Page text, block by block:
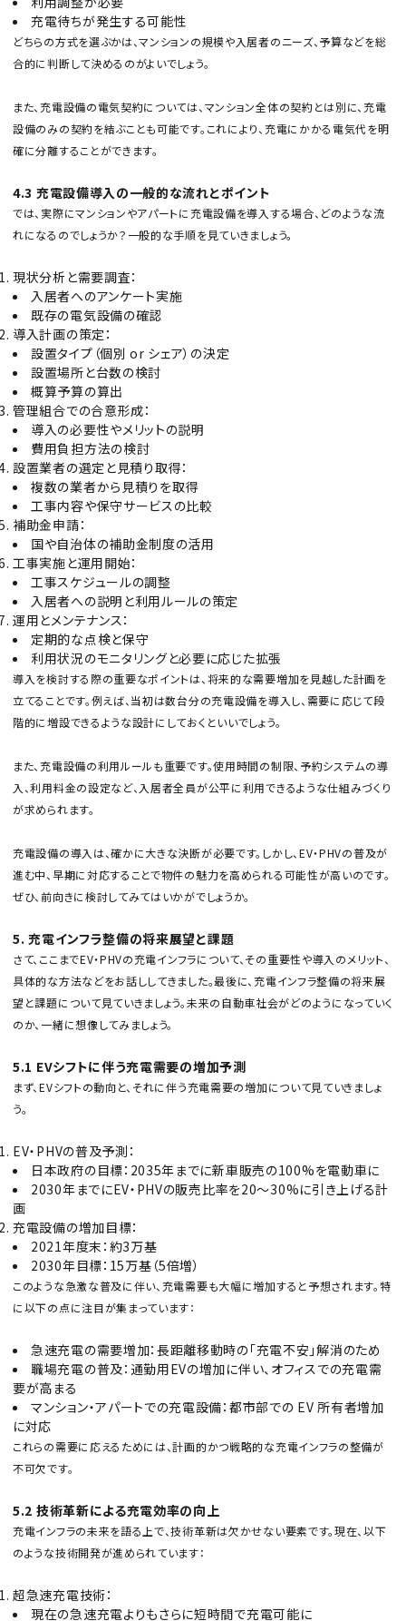
充電待ちが発生する可能性
どちらの方式を選ぶかは、マンションの規模や入居者のニーズ、予算などを総
合的に判断して決めるのがよいでしょう。
また、充電設備の電気契約については、マンション全体の契約とは別に、充電
設備のみの契約を結ぶことも可能です。これにより、充電にかかる電気代を明
確に分離することができます。
4.3 充電設備導入の一般的な流れとポイント
では、実際にマンションやアパートに充電設備を導入する場合、どのような流
れになるのでしょうか？一般的な手順を見ていきましょう。
現状分析と需要調査：
入居者へのアンケート実施
既存の電気設備の確認
導入計画の策定：
設置タイプ（個別 or シェア）の決定
設置場所と台数の検討
概算予算の算出
管理組合での合意形成：
導入の必要性やメリットの説明
費用負担方法の検討
設置業者の選定と見積り取得：
複数の業者から見積りを取得
工事内容や保守サービスの比較
補助金申請：
国や自治体の補助金制度の活用
工事実施と運用開始：
工事スケジュールの調整
入居者への説明と利用ルールの策定
運用とメンテナンス：
定期的な点検と保守
利用状況のモニタリングと必要に応じた拡張
導入を検討する際の重要なポイントは、将来的な需要増加を見越した計画を
立てることです。例えば、当初は数台分の充電設備を導入し、需要に応じて段
階的に増設できるような設計にしておくといいでしょう。
また、充電設備の利用ルールも重要です。使用時間の制限、予約システムの導
入、利用料金の設定など、入居者全員が公平に利用できるような仕組みづくり
が求められます。
充電設備の導入は、確かに大きな決断が必要です。しかし、EV・PHVの普及が
進む中、早期に対応することで物件の魅力を高められる可能性が高いのです。
ぜひ、前向きに検討してみてはいかがでしょうか。
5. 充電インフラ整備の将来展望と課題
さて、ここまでEV・PHVの充電インフラについて、その重要性や導入のメリット、
具体的な方法などをお話ししてきました。最後に、充電インフラ整備の将来展
望と課題について見ていきましょう。未来の自動車社会がどのようになっていく
のか、一緒に想像してみましょう。
5.1 EVシフトに伴う充電需要の増加予測
まず、EVシフトの動向と、それに伴う充電需要の増加について見ていきましょ
う。
EV・PHVの普及予測：
日本政府の目標：2035年までに新車販売の100%を電動車に
2030年までにEV・PHVの販売比率を20〜30%に引き上げる計
画
充電設備の増加目標：
2021年度末：約3万基
2030年目標：15万基（5倍増）
このような急激な普及に伴い、充電需要も大幅に増加すると予想されます。特
に以下の点に注目が集まっています：
急速充電の需要増加：長距離移動時の「充電不安」解消のため
職場充電の普及：通勤用EVの増加に伴い、オフィスでの充電需
要が高まる
マンション・アパートでの充電設備：都市部での EV 所有者増加
に対応
これらの需要に応えるためには、計画的かつ戦略的な充電インフラの整備が
不可欠です。
5.2 技術革新による充電効率の向上
充電インフラの未来を語る上で、技術革新は欠かせない要素です。現在、以下
のような技術開発が進められています：
超急速充電技術：
現在の急速充電よりもさらに短時間で充電可能に